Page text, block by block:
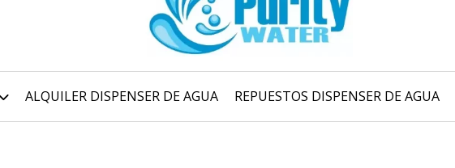
ALQUILER DISPENSER DE AGUA REPUESTOS DISPENSER DE AGUA